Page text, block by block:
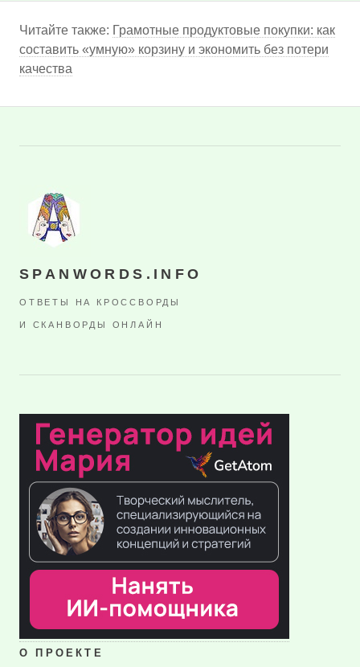
Читайте также: Грамотные продуктовые покупки: как
составить «умную» корзину и экономить без потери
качества
SPANWORDS.INFO
ОТВЕТЫ НА КРОССВОРДЫ
И СКАНВОРДЫ ОНЛАЙН
О ПРОЕКТЕ